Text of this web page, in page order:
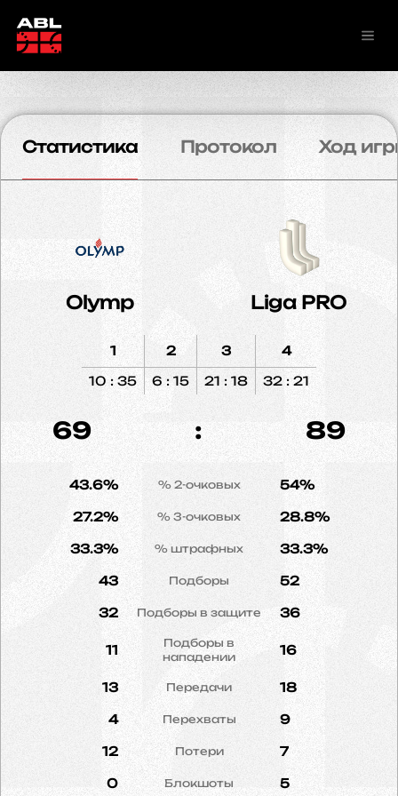
Статистика Протокол Ход
Olymp Liga PRO
1
10 : 35
2
6 : 15
3
21 : 18
4
32 : 21
69 : 89
43.6% % 2-очковых 54%
27.2% % 3-очковых 28.8%
33.3% % штрафных 33.3%
43 Подборы 52
32 Подборы в защите 36
11
Подборы в
нападении
16
13 Передачи 18
4 Перехваты 9
12 Потери 7
0 Блокшоты 5